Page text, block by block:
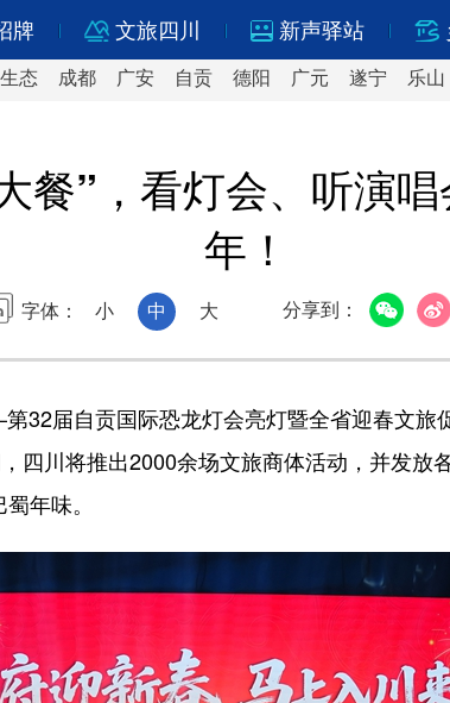
牌 文旅四川 新声驿站
生态 成都 广安 自贡 德阳 广元 遂宁 乐山
餐”，看灯会、听演
年！
字体： 小 中 大 分享到：
32届自贡国际恐龙灯会亮灯暨全省迎春文旅
四川将推出2000余场文旅商体活动，并发放
年味。